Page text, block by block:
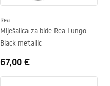
Rea
Miješalica za bide Rea Lungo
Black metallic
67,00 €